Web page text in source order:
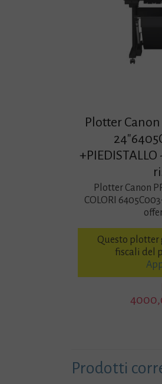
Plotter Canon
Plotter Canon
COLORI
Questo plotter
fiscali del
Prodotti